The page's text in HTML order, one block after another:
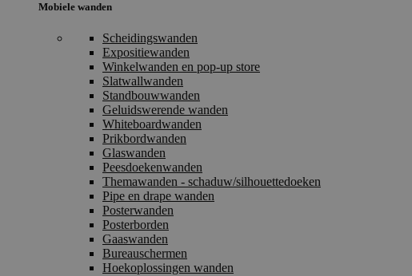
Mobiele wanden
Scheidingswanden
Expositiewanden
Winkelwanden en pop-up store
Slatwallwanden
Standbouwwanden
Geluidswerende wanden
Whiteboardwanden
Prikbordwanden
Glaswanden
Peesdoekenwanden
Themawanden - schaduw/silhouettedoeken
Pipe en drape wanden
Posterwanden
Posterborden
Gaaswanden
Bureauschermen
Hoekoplossingen wanden